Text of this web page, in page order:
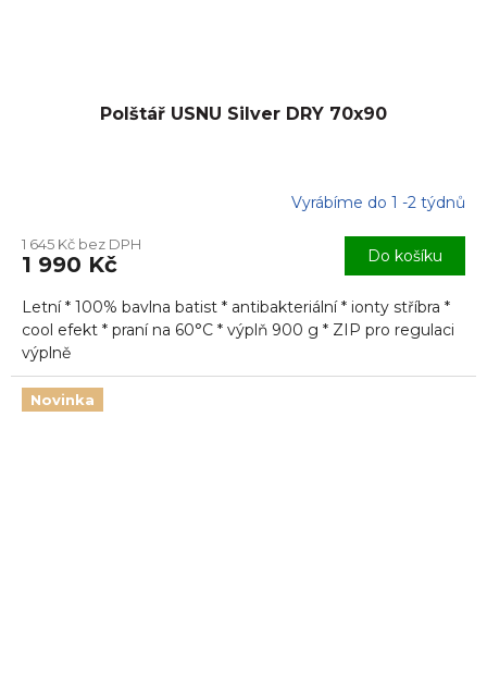
Polštář USNU Silver DRY 70x90
Vyrábíme do 1 -2 týdnů
1 645 Kč bez DPH
1 990 Kč Do košíku
Letní * 100% bavlna batist * antibakteriální * ionty stříbra *
cool efekt * praní na 60°C * výplň 900 g * ZIP pro regulaci
výplně
Novinka